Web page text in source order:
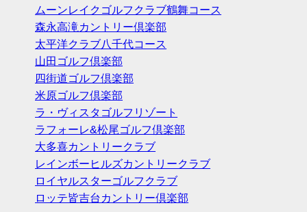
ムーンレイクゴルフクラブ鶴舞コース
森永高滝カントリー倶楽部
太平洋クラブ八千代コース
山田ゴルフ倶楽部
四街道ゴルフ倶楽部
米原ゴルフ倶楽部
ラ・ヴィスタゴルフリゾート
ラフォーレ&松尾ゴルフ倶楽部
大多喜カントリークラブ
レインボーヒルズカントリークラブ
ロイヤルスターゴルフクラブ
ロッテ皆吉台カントリー倶楽部